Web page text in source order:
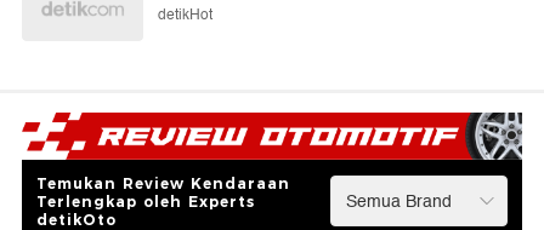
detikHot
Temukan Review Kendaraan
Terlengkap oleh Experts
detikOto